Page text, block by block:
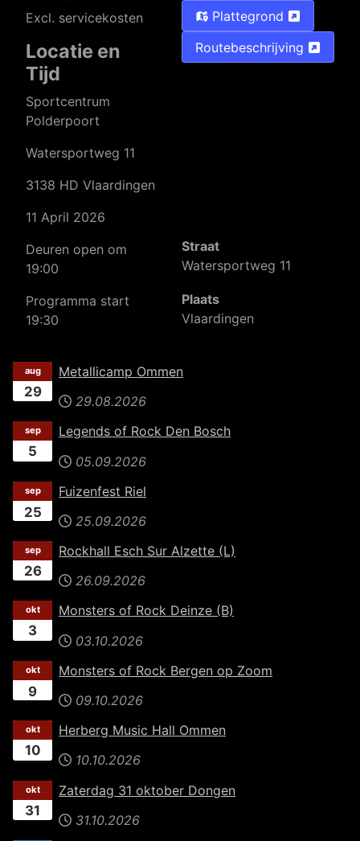
Excl. servicekosten
Locatie en
Tijd
Sportcentrum
Polderpoort
Watersportweg 11
3138 HD Vlaardingen
11 April 2026
Deuren open om
19:00
Programma start
19:30
Plattegrond
Routebeschrijving
Straat
Watersportweg 11
Plaats
Vlaardingen
29
aug
Metallicamp Ommen
29.08.2026
5
sep
Legends of Rock Den Bosch
05.09.2026
25
sep
Fuizenfest Riel
25.09.2026
26
sep
Rockhall Esch Sur Alzette (L)
26.09.2026
3
okt
Monsters of Rock Deinze (B)
03.10.2026
9
okt
Monsters of Rock Bergen op Zoom
09.10.2026
10
okt
Herberg Music Hall Ommen
10.10.2026
31
okt
Zaterdag 31 oktober Dongen
31.10.2026